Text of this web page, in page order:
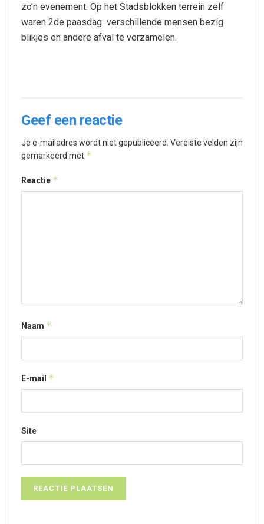
zo’n evenement. Op het Stadsblokken terrein zelf
waren 2de paasdag verschillende mensen bezig
blikjes en andere afval te verzamelen.
Geef een reactie
Je e-mailadres wordt niet gepubliceerd. Vereiste velden zijn
gemarkeerd met *
Reactie *
Naam *
E-mail *
Site